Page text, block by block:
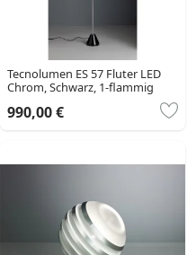
Tecnolumen ES 57 Fluter LED
Chrom, Schwarz, 1-flammig
990,00 €